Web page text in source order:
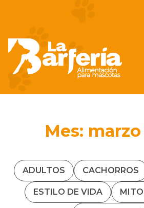
LA BARFERIA
Mes:
ADULTOS CACHORROS
ESTILO DE VIDA